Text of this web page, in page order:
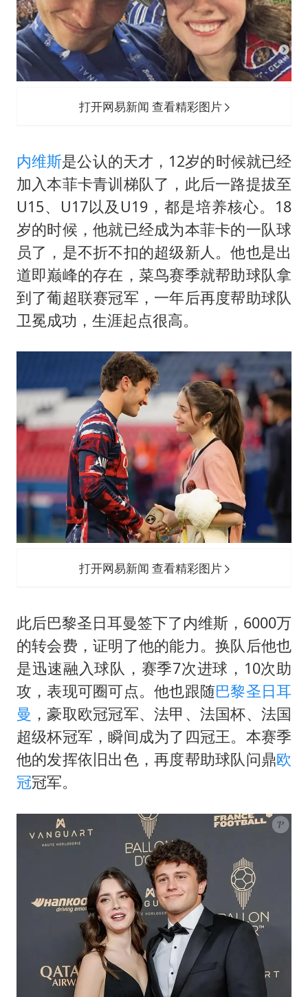
打开网易新闻 查看精彩图片
内维斯是公认的天才，12岁的时候就已经
加入本菲卡青训梯队了，此后一路提拔至
U15、U17以及U19，都是培养核心。18
岁的时候，他就已经成为本菲卡的一队球
员了，是不折不扣的超级新人。他也是出
道即巅峰的存在，菜鸟赛季就帮助球队拿
到了葡超联赛冠军，一年后再度帮助球队
卫冕成功，生涯起点很高。
打开网易新闻 查看精彩图片
此后巴黎圣日耳曼签下了内维斯，6000万
的转会费，证明了他的能力。换队后他也
是迅速融入球队，赛季7次进球，10次助
攻，表现可圈可点。他也跟随巴黎圣日耳
曼 ，豪取欧冠冠军、法甲、法国杯、法国
超级杯冠军，瞬间成为了四冠王。本赛季
他的发挥依旧出色，再度帮助球队问鼎欧
冠冠军。